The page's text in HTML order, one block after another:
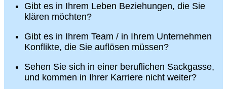
Gibt es in Ihrem Leben Beziehungen, die Sie
klären möchten?
Gibt es in Ihrem Team / in Ihrem Unternehmen
Konflikte, die Sie auflösen müssen?
Sehen Sie sich in einer beruflichen Sackgasse,
und kommen in Ihrer Karriere nicht weiter?